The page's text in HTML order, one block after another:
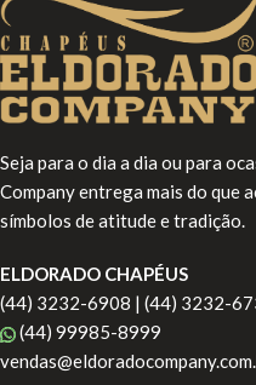
Seja para o dia a dia ou para
Company entrega mais do que
símbolos de atitude e tradição.
ELDORADO CHAPÉUS
(44) 3232-6908 | (44) 3232-
(44) 99985-8999